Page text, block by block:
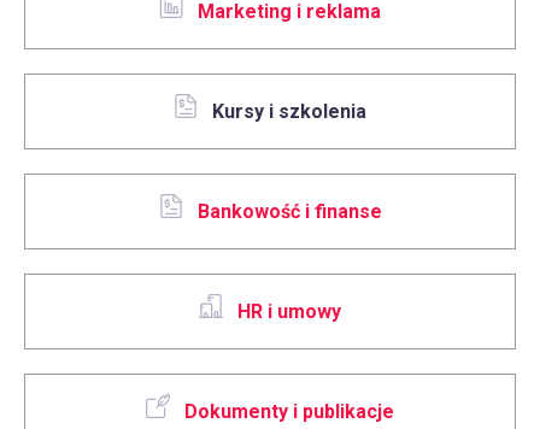
Marketing i reklama
Kursy i szkolenia
Bankowość i finanse
HR i umowy
Dokumenty i publikacje